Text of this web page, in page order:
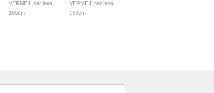
VERMEIL par iena
160cm
VERMEIL par iena
159cm